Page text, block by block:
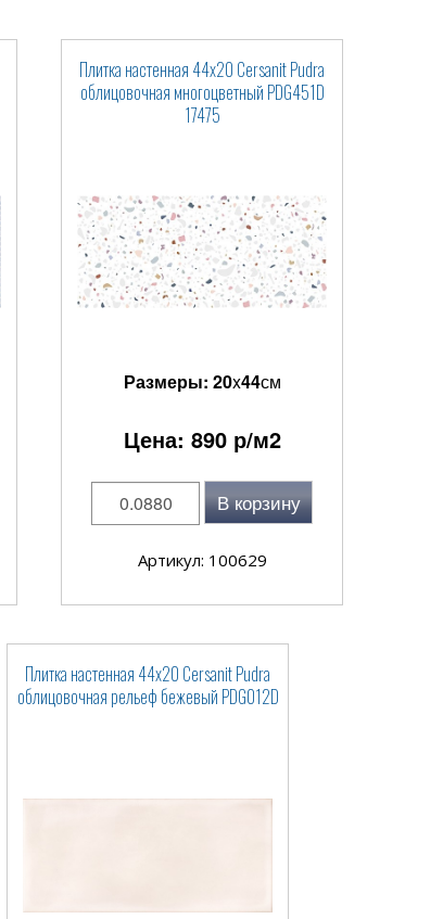
Плитка настенная 44x20 Cersanit Pudra
облицовочная многоцветный PDG451D
17475
Размеры: 20x44см
Цена: 890р/м2
В корзину
Артикул: 100629
Плитка настенная 44x20 Cersanit Pudra
облицовочная рельеф бежевый PDG012D